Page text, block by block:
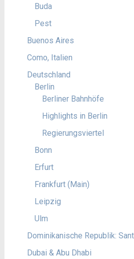
Buda
Pest
Buenos Aires
Como, Italien
Deutschland
Berlin
Berliner Bahnhöfe
Highlights in Berlin
Regierungsviertel
Bonn
Erfurt
Frankfurt (Main)
Leipzig
Ulm
Dominikanische Republik:
Dubai & Abu Dhabi